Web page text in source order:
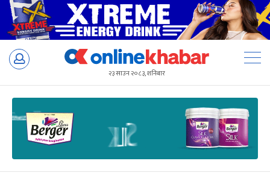
Skip
२३ साउन २०८३, शनिबार